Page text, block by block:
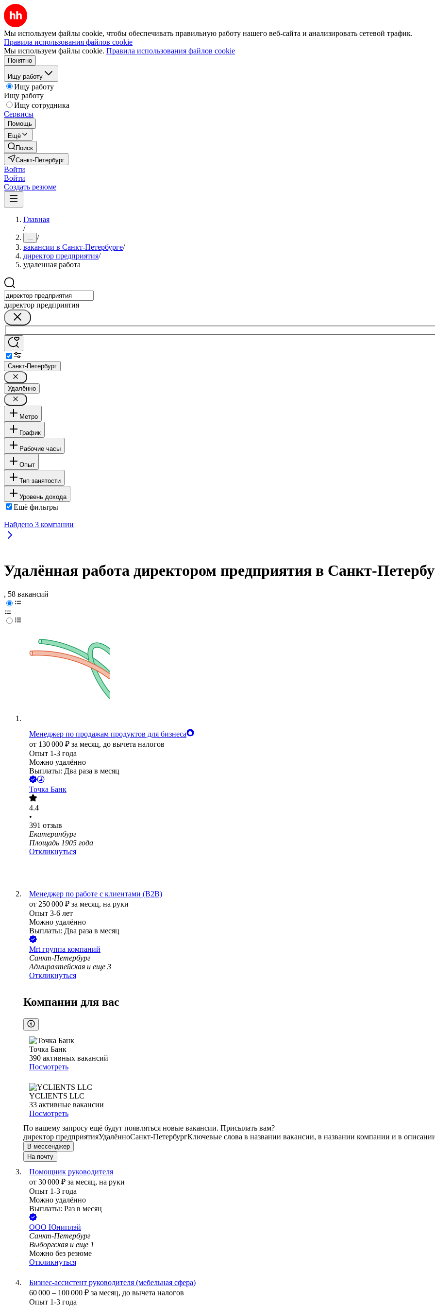
Мы используем файлы cookie, чтобы обеспечивать правильную работу нашего веб-сайта и анализировать сетевой трафик.
Правила использования файлов cookie
Мы используем файлы cookie. Правила использования файлов cookie
Понятно
Ищу работу
Ищу работу
Ищу работу
Ищу сотрудника
Сервисы
Помощь
Ещё
Поиск
Санкт-Петербург
Войти
Войти
Создать резюме
Главная
/
... /
вакансии в Санкт-Петербурге/
директор предприятия/
удаленная работа
директор предприятия
Санкт-Петербург
Удалённо
Метро
График
Рабочие часы
Опыт
Тип занятости
Уровень дохода
Ещё фильтры
Найдено 3 компании
Удалённая работа директором предприятия в Санкт-
, 58 вакансий
Менеджер по продажам продуктов для бизнеса
от 130 000 ₽ за месяц, до вычета налогов
Опыт 1-3 года
Можно удалённо
Выплаты: Два раза в месяц
Точка Банк
4.4
•
391 отзыв
Екатеринбург
Площадь 1905 года
Откликнуться
Менеджер по работе с клиентами (B2B)
от 250 000 ₽ за месяц, на руки
Опыт 3-6 лет
Можно удалённо
Выплаты: Два раза в месяц
Mrt группа компаний
Санкт-Петербург
Адмиралтейская и еще 3
Откликнуться
Компании для вас
Точка Банк
390 активных вакансий
Посмотреть
YCLIENTS LLC
33 активные вакансии
Посмотреть
По вашему запросу ещё будут появляться новые вакансии. Присылать вам?
директор предприятияУдалённоСанкт-ПетербургКлючевые слова в названии вакансии, в названии компании и в
В мессенджер
На почту
Помощник руководителя
от 30 000 ₽ за месяц, на руки
Опыт 1-3 года
Можно удалённо
Выплаты: Раз в месяц
ООО Юниплэй
Санкт-Петербург
Выборгская и еще 1
Можно без резюме
Откликнуться
Бизнес-ассистент руководителя (мебельная сфера)
60 000 – 100 000 ₽ за месяц, до вычета налогов
Опыт 1-3 года